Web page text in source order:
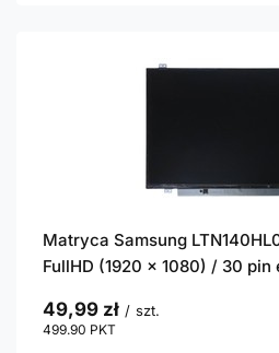
Matryca Samsung
FullHD (1920 x 1080) / 30 pin
49,99 zł / szt.
499.90 PKT